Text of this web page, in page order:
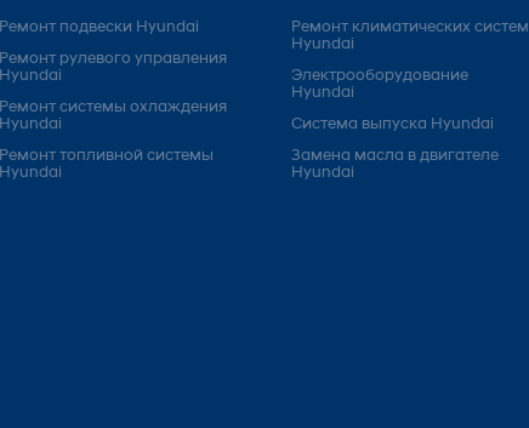
Ремонт подвески Hyundai
Ремонт рулевого управления
Hyundai
Ремонт системы охлаждения
Hyundai
Ремонт топливной системы
Hyundai
Ремонт климатических систем
Hyundai
Электрооборудование
Hyundai
Система выпуска Hyundai
Замена масла в двигателе
Hyundai